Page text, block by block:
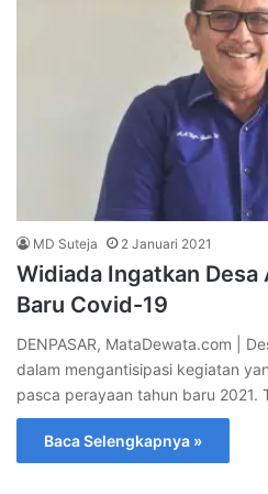
MD Suteja 2 Januari 2021
Widiada Ingatkan
Baru Covid-19
DENPASAR, MataDewata.com |
dalam mengantisipasi kegiatan
pasca perayaan tahun baru 2021.
Baca Selengkapnya »